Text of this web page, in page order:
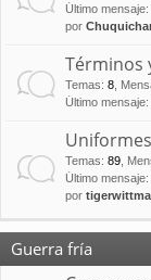
Último mensaje:
por
Términos
Temas: 8
Último mensaje:
Temas: 89
Último mensaje:
por
Guerra fría